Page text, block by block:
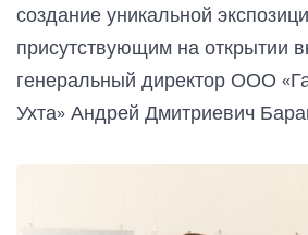
создание уникальной
присутствующим на открытии
генеральный директор ООО
Ухта» Андрей Дмитриевич